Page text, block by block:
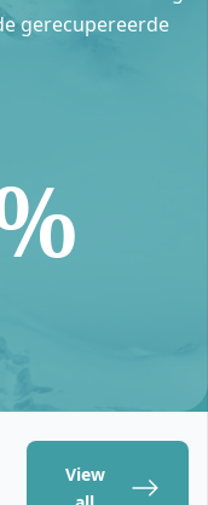
gerecupereerde
View